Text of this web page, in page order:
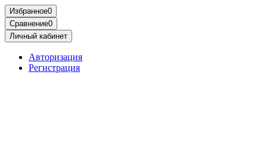
Избранное0
Сравнение0
Личный кабинет
Авторизация
Регистрация